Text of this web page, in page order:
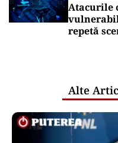
Atacurile
repetă
Alte